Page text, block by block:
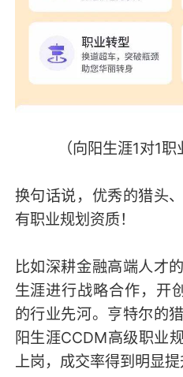
（向阳生涯1对1
换句话说，优秀的猎头
有职业规划资质！
比如深耕金融高端人才
生涯进行战略合作，开
的行业先河。亨特尔的
阳生涯CCDM高级职业
上岗，成交率得到明显提